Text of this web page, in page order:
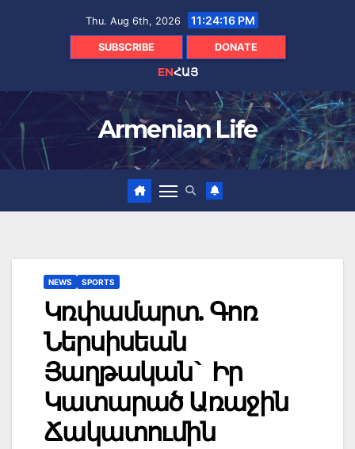
Thu. Aug 6th, 2026 11:24:17 PM
SUBSCRIBE DONATE
ENՀԱՅ
Armenian Life
NEWS SPORTS
Կռփամարտ. Գոռ
Ներսիսեան
Յաղթական` Իր
Կատարած Առաջին
Ճակատումին